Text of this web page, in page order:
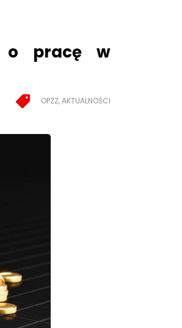
o pracę w
OPZZ, AKTUALNOŚCI